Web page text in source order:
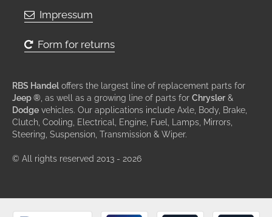
Impressum
Form for returns
RBS Handel offers the largest line of replacement parts for
Jeep ® , as well as a growing line of parts for Chrysler &
Dodge vehicles. Our applications include Axle, Body, Brake,
Clutch, Cooling, Electrical, Engine, Fuel, Lamps, Mirrors,
Steering, Suspension, Transmission & Wiper.
© All rights reserved 2013 - 2026